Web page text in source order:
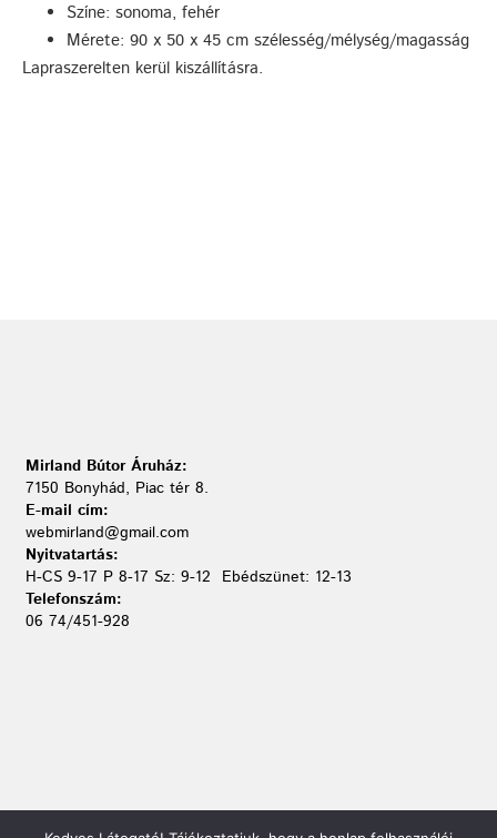
Színe: sonoma, fehér
Mérete: 90 x 50 x 45 cm szélesség/mélység/magasság
Lapraszerelten kerül kiszállításra.
Mirland Bútor Áruház:
7150 Bonyhád, Piac tér 8.
E-mail cím:
webmirland@gmail.com
Nyitvatartás:
H-CS 9-17 P 8-17 Sz: 9-12 Ebédszünet: 12-13
Telefonszám:
06 74/451-928